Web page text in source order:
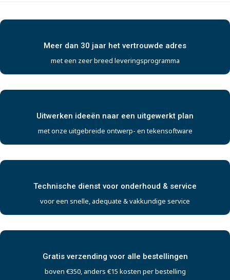
Meer dan 30 jaar het vertrouwde adres
met een zeer breed leveringsprogramma
Uitwerken ideeën naar een uitgewerkt plan
met onze uitgebreide ontwerp- en tekensoftware
Technische dienst voor onderhoud & service
voor een snelle, adequate & vakkundige service
Gratis verzending voor alle bestellingen
boven €350, anders €15 kosten per bestelling